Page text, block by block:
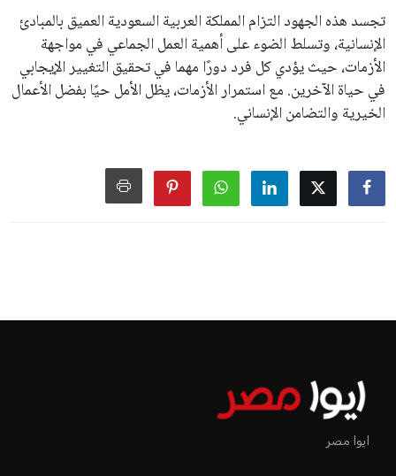
تجسد هذه الجهود التزام المملكة العربية السعودية العميق بالمبادئ
الإنسانية، وتسلط الضوء على أهمية العمل الجماعي في مواجهة
الأزمات، حيث يؤدي كل فرد دورًا مهما في تحقيق التغيير الإيجابي
في حياة الآخرين. مع استمرار الأزمات، يظل الأمل حيًا بفضل الأعمال
الخيرية والتضامن الإنساني.
ايوا مصر